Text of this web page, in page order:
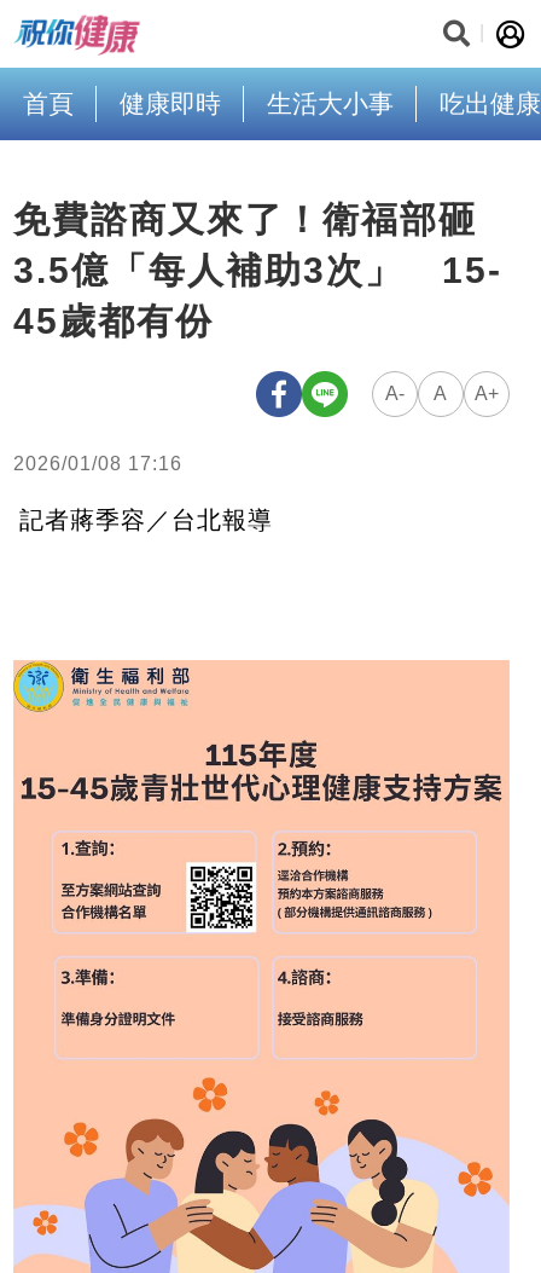
首頁 健康即時 生活大小事 吃出健康
免費諮商又來了！衛福部砸
3.5億「每人補助3次」 15-
45歲都有份
A- A A+
2026/01/08 17:16
記者蔣季容／台北報導